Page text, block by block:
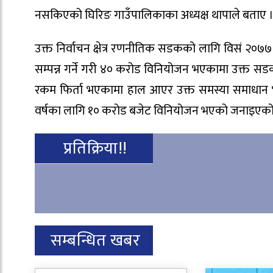
नसकिएको घिरिङ गाउँपालिकाका अध्यक्ष थापाले बताए ।
उक्त निर्वाचन क्षेत्र रणनीतिक सडकको लागि विसं २०७७
सम्पन्न गर्ने गरी ४० करोड विनियोजन भएकामा उक्त
रकम फिर्ता भएकामा हाल आएर उक्त समस्या
वर्षका लागि १० करोड बजेट विनियोजन भएको
प्रतिक्रिया!!
सम्बन्धित खबर